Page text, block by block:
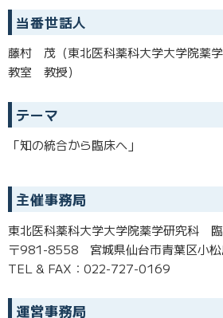
当番世話人
藤村 茂（東北医科薬科大学大学院薬
教室 教授）
テーマ
「知の統合から臨床へ」
主催事務局
東北医科薬科大学大学院薬学研究科
〒981-8558 宮城県仙台市青葉区小
TEL & FAX：022-727-0169
運営事務局